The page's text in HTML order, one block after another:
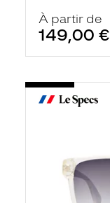
À partir de
149,00 €